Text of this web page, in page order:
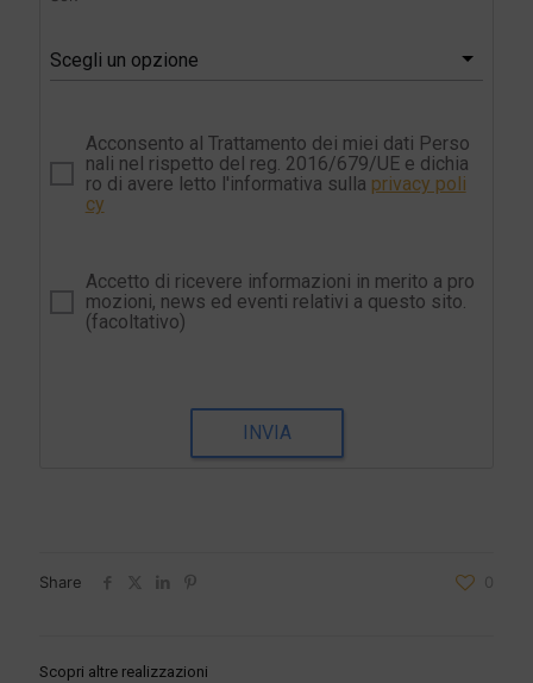
Scegli un opzione
Acconsento al Trattamento dei miei dati Perso
nali nel rispetto del reg. 2016/679/UE e dichia
ro di avere letto l'informativa sulla privacy poli
cy
Accetto di ricevere informazioni in merito a pro
mozioni, news ed eventi relativi a questo sito.
(facoltativo)
INVIA
Share 0
Scopri altre realizzazioni